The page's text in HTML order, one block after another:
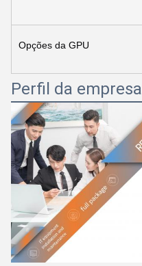
Opções da GPU
Perfil da empresa